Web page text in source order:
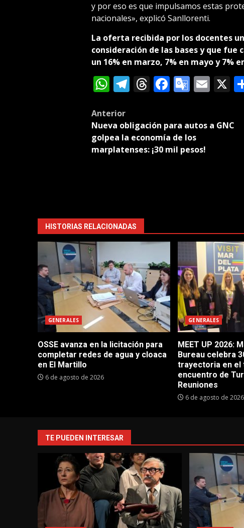
y por eso es que impulsamos estas
nacionales», explicó Sanllorenti.
La oferta recibida por los docentes
consideración de las bases y que
un 16% en marzo, 7% en mayo y 7%
WhatsApp
Telegram
Threads
Facebook
Google
X
Post
navigation
Anterior
Nueva obligación para autos a GNC
golpea la economía de los
marplatenses: ¡30 mil pesos!
HISTORIAS RELACIONADAS
GENERALES
OSSE avanza en la licitación para
completar redes de agua y cloaca
en El Martillo
6 de agosto de 2026
GENERALES
MEET UP 2026:
Bureau celebra
trayectoria en el
encuentro de
Reuniones
6 de agosto de 2026
TE PUEDEN INTERESAR